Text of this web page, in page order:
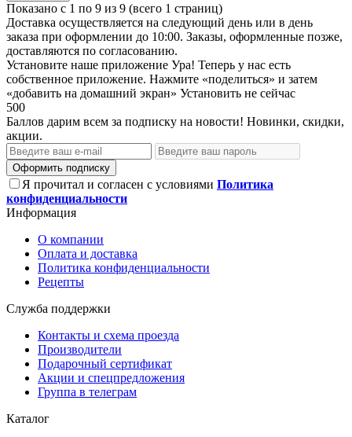
Показано с 1 по 9 из 9 (всего 1 страниц)
Доставка осуществляется на следующий день или в день
заказа при оформлении до 10:00. Заказы, оформленные позже,
доставляются по согласованию.
Установите наше приложение Ура! Теперь у нас есть
собственное приложение. Нажмите «поделиться» и затем
«добавить на домашний экран» Установить не сейчас
500
Баллов дарим всем за подписку на новости! Новинки, скидки,
акции.
Оформить подписку
Я прочитал и согласен с условиями Политика
конфиденциальности
Информация
О компании
Оплата и доставка
Политика конфиденциальности
Рецепты
Служба поддержки
Контакты и схема проезда
Производители
Подарочный сертификат
Акции и спецпредложения
Группа в телеграм
Каталог